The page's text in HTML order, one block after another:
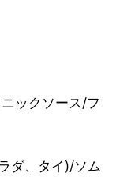
ックソース/フ
ダ、タイ)/ソム